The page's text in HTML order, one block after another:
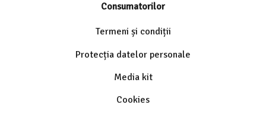
Consumatorilor
Termeni și condiții
Protecția datelor personale
Media kit
Cookies